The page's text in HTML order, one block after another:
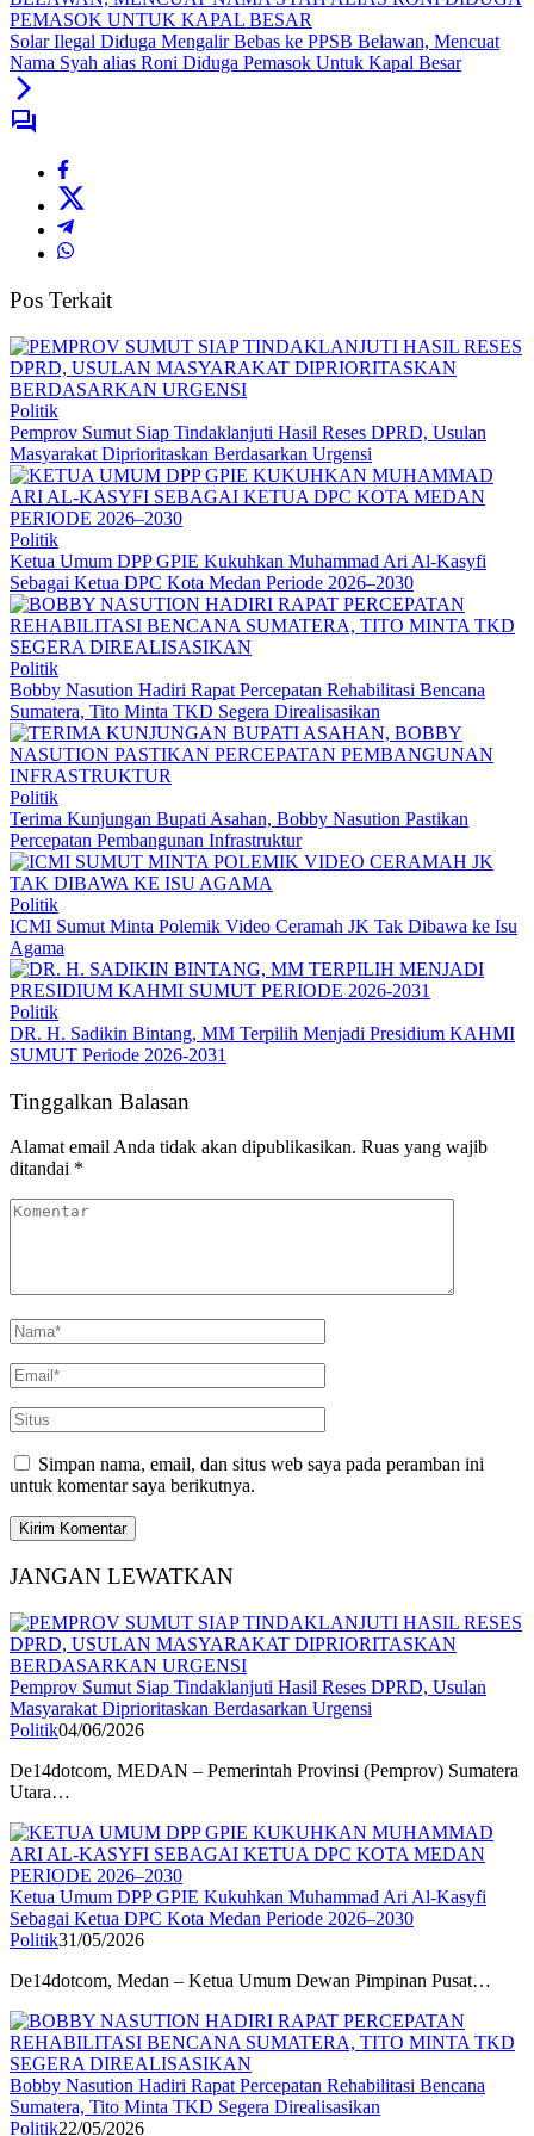
Solar Ilegal Diduga Mengalir Bebas ke PPSB Belawan, Mencuat
Nama Syah alias Roni Diduga Pemasok Untuk Kapal Besar
Pos Terkait
Politik
Pemprov Sumut Siap Tindaklanjuti Hasil Reses DPRD, Usulan
Masyarakat Diprioritaskan Berdasarkan Urgensi
Politik
Ketua Umum DPP GPIE Kukuhkan Muhammad Ari Al-Kasyfi
Sebagai Ketua DPC Kota Medan Periode 2026–2030
Politik
Bobby Nasution Hadiri Rapat Percepatan Rehabilitasi Bencana
Sumatera, Tito Minta TKD Segera Direalisasikan
Politik
Terima Kunjungan Bupati Asahan, Bobby Nasution Pastikan
Percepatan Pembangunan Infrastruktur
Politik
ICMI Sumut Minta Polemik Video Ceramah JK Tak Dibawa ke Isu
Agama
Politik
DR. H. Sadikin Bintang, MM Terpilih Menjadi Presidium KAHMI
SUMUT Periode 2026-2031
Tinggalkan Balasan
Alamat email Anda tidak akan dipublikasikan. Ruas yang wajib
ditandai *
Simpan nama, email, dan situs web saya pada peramban ini
untuk komentar saya berikutnya.
JANGAN LEWATKAN
Pemprov Sumut Siap Tindaklanjuti Hasil Reses DPRD, Usulan
Masyarakat Diprioritaskan Berdasarkan Urgensi
Politik04/06/2026
De14dotcom, MEDAN – Pemerintah Provinsi (Pemprov) Sumatera
Utara…
Ketua Umum DPP GPIE Kukuhkan Muhammad Ari Al-Kasyfi
Sebagai Ketua DPC Kota Medan Periode 2026–2030
Politik31/05/2026
De14dotcom, Medan – Ketua Umum Dewan Pimpinan Pusat…
Bobby Nasution Hadiri Rapat Percepatan Rehabilitasi Bencana
Sumatera, Tito Minta TKD Segera Direalisasikan
Politik22/05/2026